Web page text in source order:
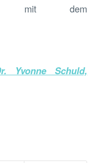
mit dem
Yvonne Schuld,